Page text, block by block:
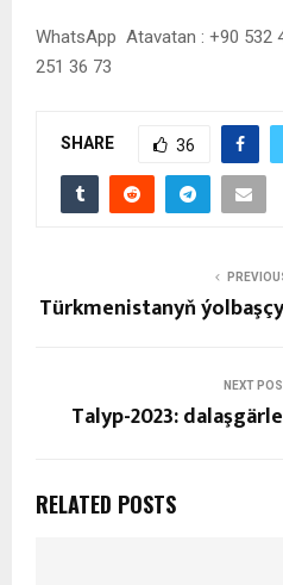
WhatsApp Atavatan : +90 532
251 36 73
SHARE 36
Türkmenistanyň
NEXT
Talyp-2023:
RELATED POSTS